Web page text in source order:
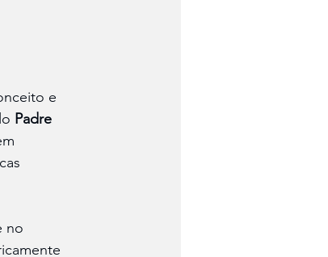
e
Padre
no